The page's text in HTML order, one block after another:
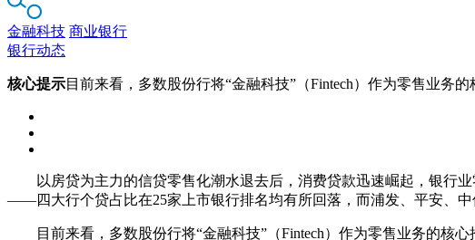
金融科技 商业银行
银行动态
核心提示目前来看，多数股份行将“金融科技”（Fintech）作为零售业务的
以房贷为主力的信贷零售化潮水退去后，消费贷款迅速崛起，银行业
——四大行个贷占比在25家上市银行排名均有所回落，而浦发、平安、中
目前来看，多数股份行将“金融科技”（Fintech）作为零售业务的核